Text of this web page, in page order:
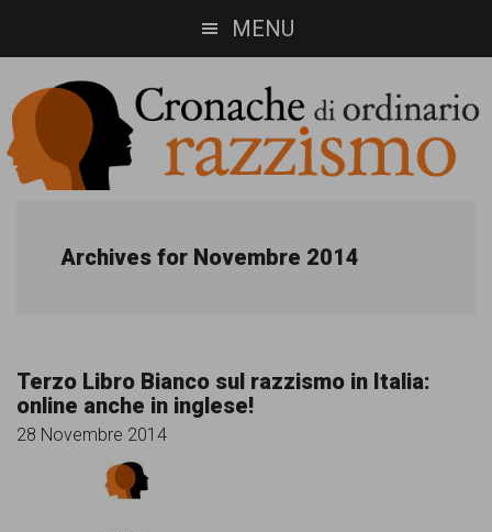
to
main
content
to
footer
MENU
razzismo
informazione,
approfondimento
comunicazione
Archives for Novembre 2014
Terzo Libro Bianco sul razzismo in Italia:
online anche in inglese!
28 Novembre 2014